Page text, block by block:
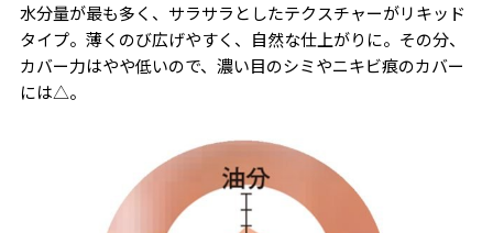
水分量が最も多く、サラサラとしたテクスチャーがリキッド
タイプ。薄くのび広げやすく、自然な仕上がりに。その分、
カバー力はやや低いので、濃い目のシミやニキビ痕のカバー
には△。